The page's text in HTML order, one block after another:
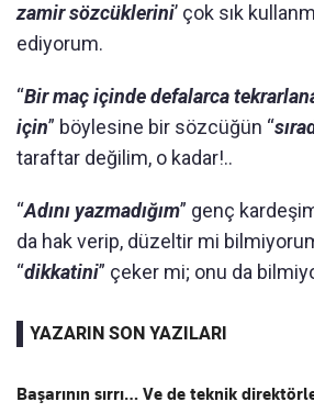
zamir sözcüklerini’ çok sık
ediyorum.
“Bir maç içinde defalarca
için” böylesine bir sözcüğün “
taraftar değilim, o kadar!..
“Adını yazmadığım” genç
da hak verip, düzeltir mi
“dikkatini” çeker mi; onu da
YAZARIN SON YAZILARI
Başarının sırrı… Ve de teknik